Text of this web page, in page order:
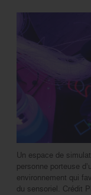
Un espace de
personne porteuse
environnement qui
du sensoriel. Crédit